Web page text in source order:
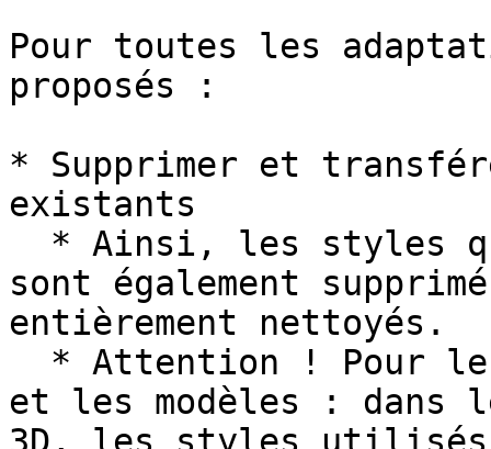
Pour toutes les
proposés :
* Supprimer et
existants
sont également
entièrement nettoyés.
et les modèles :